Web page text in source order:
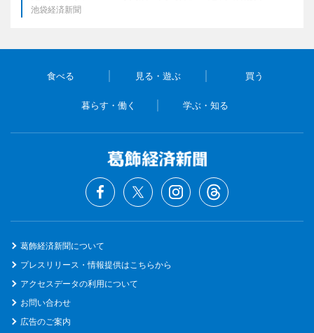
池袋経済新聞
食べる 見る・遊ぶ 買う
暮らす・働く 学ぶ・知る
葛飾経済新聞について
プレスリリース・情報提供はこちらから
アクセスデータの利用について
お問い合わせ
広告のご案内